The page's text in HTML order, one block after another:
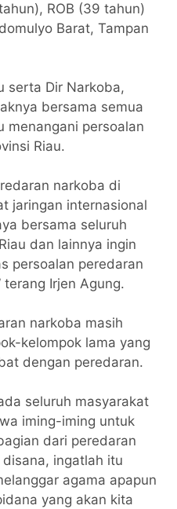
ROB (39 tahun)
Barat, Tampan
serta Dir Narkoba,
bersama semua
menangani persoalan
Riau.
narkoba di
jaringan internasional
bersama seluruh
dan lainnya ingin
persoalan peredaran
terang Irjen Agung.
narkoba masih
kelompok lama yang
dengan peredaran.
seluruh masyarakat
iming-iming untuk
dari peredaran
ingatlah itu
agama apapun
yang akan kita